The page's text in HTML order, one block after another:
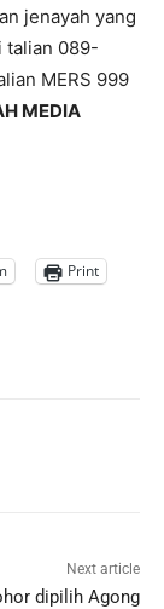
jenayah yang
talian 089-
MERS 999
MEDIA
Print
Next article
dipilih Agong